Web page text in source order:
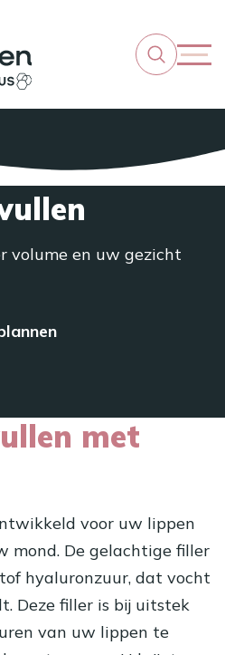
volume en uw gezicht
met
voor uw lippen
mond. De gelachtige filler
hyaluronzuur, dat vocht
Deze filler is bij uitstek
van uw lippen te